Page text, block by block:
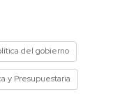
del gobierno
y Presupuestaria